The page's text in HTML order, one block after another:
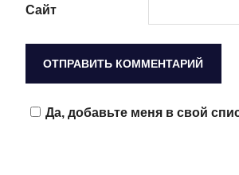
Сайт
Да, добавьте меня в свой